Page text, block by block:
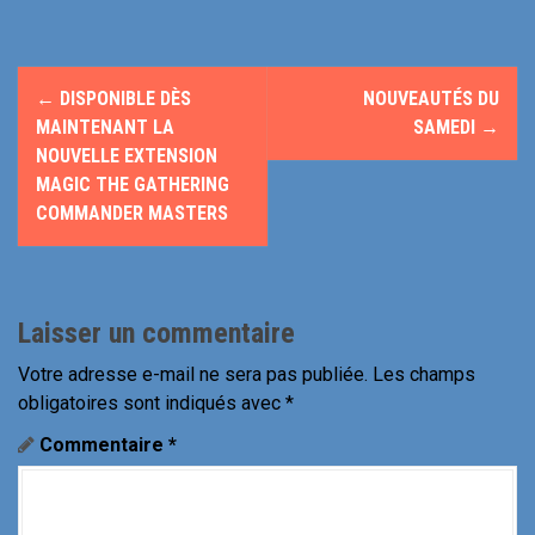
N
a
t
i
o
← DISPONIBLE DÈS
MAINTENANT LA
NOUVELLE EXTENSION
MAGIC THE GATHERING
COMMANDER MASTERS
NOUVEAUTÉS DU
SAMEDI →
Laisser un commentaire
Votre adresse e-mail ne sera pas publiée. Les champs
obligatoires sont indiqués avec *
Commentaire *